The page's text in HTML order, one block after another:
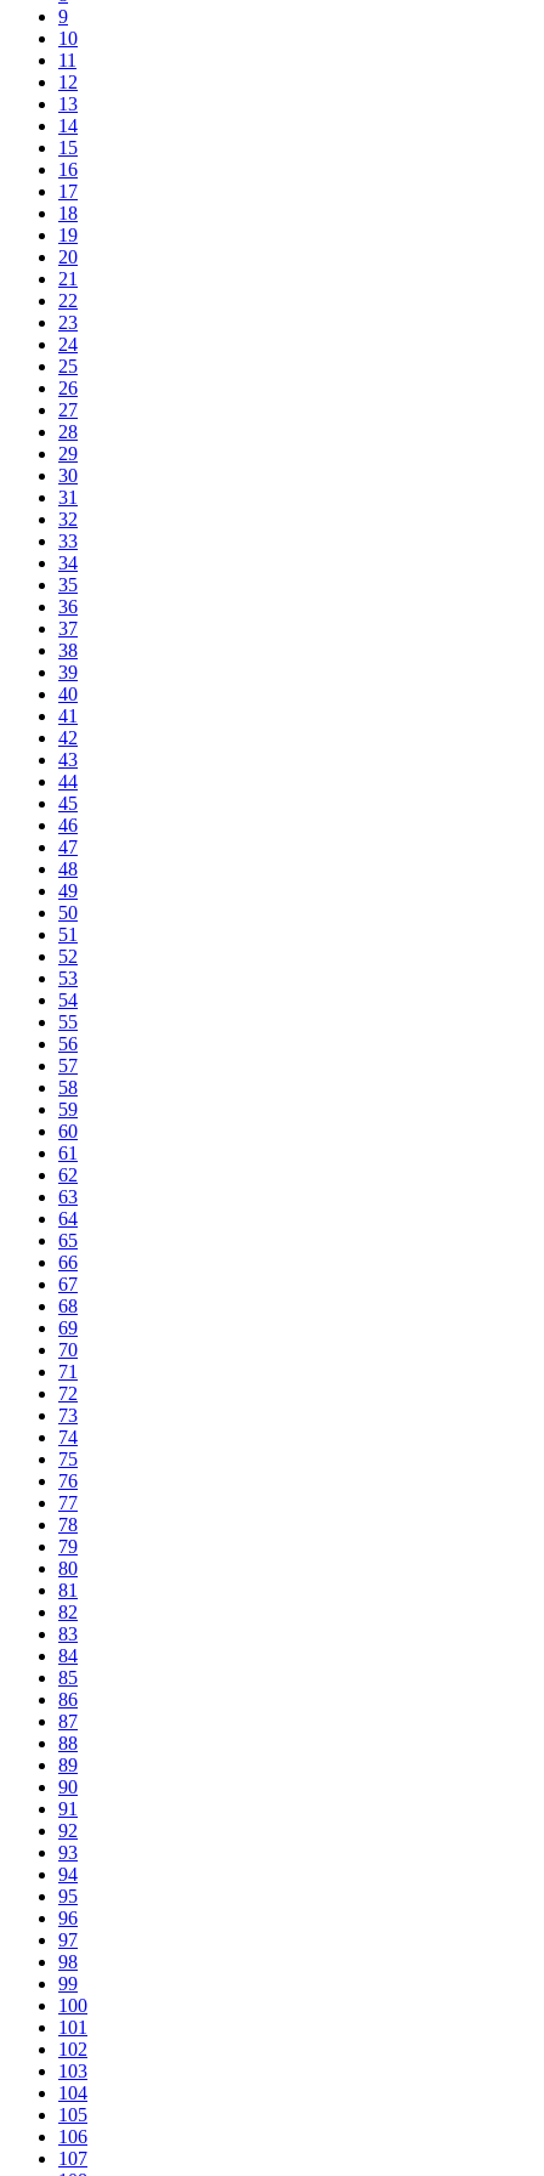
9
10
11
12
13
14
15
16
17
18
19
20
21
22
23
24
25
26
27
28
29
30
31
32
33
34
35
36
37
38
39
40
41
42
43
44
45
46
47
48
49
50
51
52
53
54
55
56
57
58
59
60
61
62
63
64
65
66
67
68
69
70
71
72
73
74
75
76
77
78
79
80
81
82
83
84
85
86
87
88
89
90
91
92
93
94
95
96
97
98
99
100
101
102
103
104
105
106
107